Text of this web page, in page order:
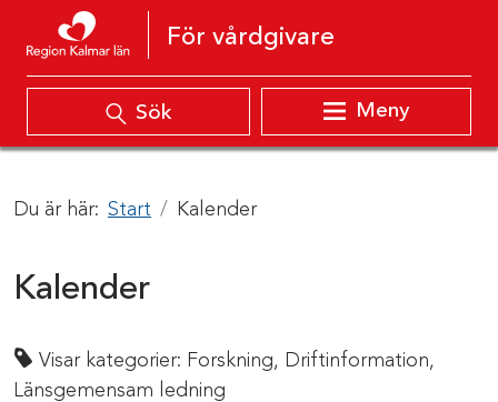
Hoppa till innehåll
För vårdgivare
Sök Meny
Du är här: Start Kalender
Kalender
Visar kategorier: Forskning, Driftinformation,
Länsgemensam ledning